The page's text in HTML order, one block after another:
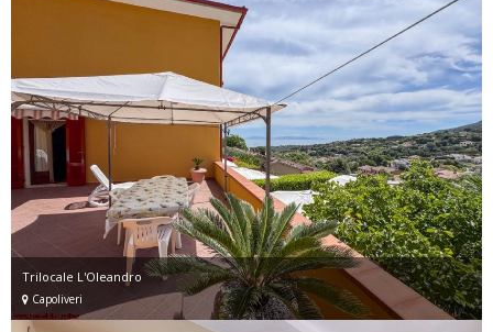
Trilocale L'Oleandro
Capoliveri